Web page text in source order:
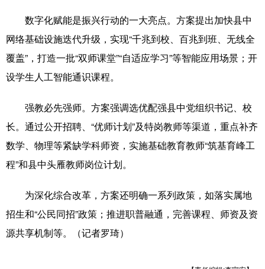
辽宁 吉林 上海 江苏
浙江 安徽 福建 江西
山东 河南
广东 广西 海南 重庆
四川 贵州 云南 西藏
陕西 甘肃 青海 宁夏
多语种频道
数字化赋能是振兴行动的一大亮点。方案提出加快县中
网络基础设施迭代升级，实现“千兆到校、百兆到班、无线全
覆盖”，打造一批“双师课堂”“自适应学习”等智能应用场景；开
设学生人工智能通识课程。
强教必先强师。方案强调选优配强县中党组织书记、校
长。通过公开招聘、“优师计划”及特岗教师等渠道，重点补齐
数学、物理等紧缺学科师资，实施基础教育教师“筑基育峰工
程”和县中头雁教师岗位计划。
为深化综合改革，方案还明确一系列政策，如落实属地
招生和“公民同招”政策；推进职普融通，完善课程、师资及资
源共享机制等。（记者罗琦）